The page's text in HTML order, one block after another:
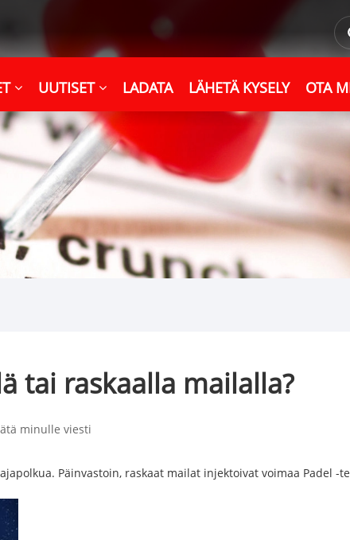
UUTISET LADATA LÄHETÄ KYSELY OTA
tai raskaalla mailalla?
minulle viesti
Päinvastoin, raskaat mailat injektoivat voimaa Padel -